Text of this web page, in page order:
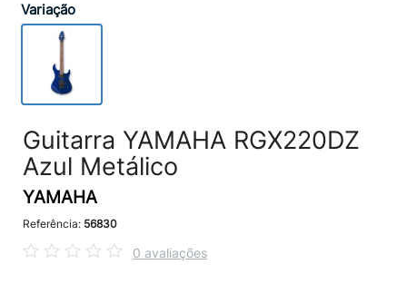
Variação
Guitarra YAMAHA RGX220DZ
Azul Metálico
YAMAHA
Referência: 56830
0 avaliações